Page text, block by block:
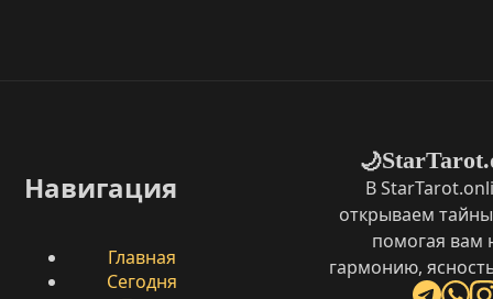
Навигация
Главная
Сегодня
🌙
В
открываем
помогая вам
гармонию,